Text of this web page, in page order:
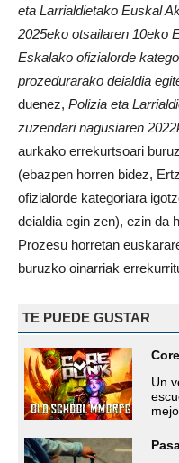
eta Larrialdietako Euskal
2025eko otsailaren 10eko
Eskalako ofizialorde
prozedurarako deialdia
duenez, Polizia eta
zuzendari nagusiaren
aurkako errekurtsoari
(ebazpen horren bidez,
ofizialorde kategoriara
deialdia egin zen), ezin da
Prozesu horretan
buruzko oinarriak
TE PUEDE GUSTAR
Un